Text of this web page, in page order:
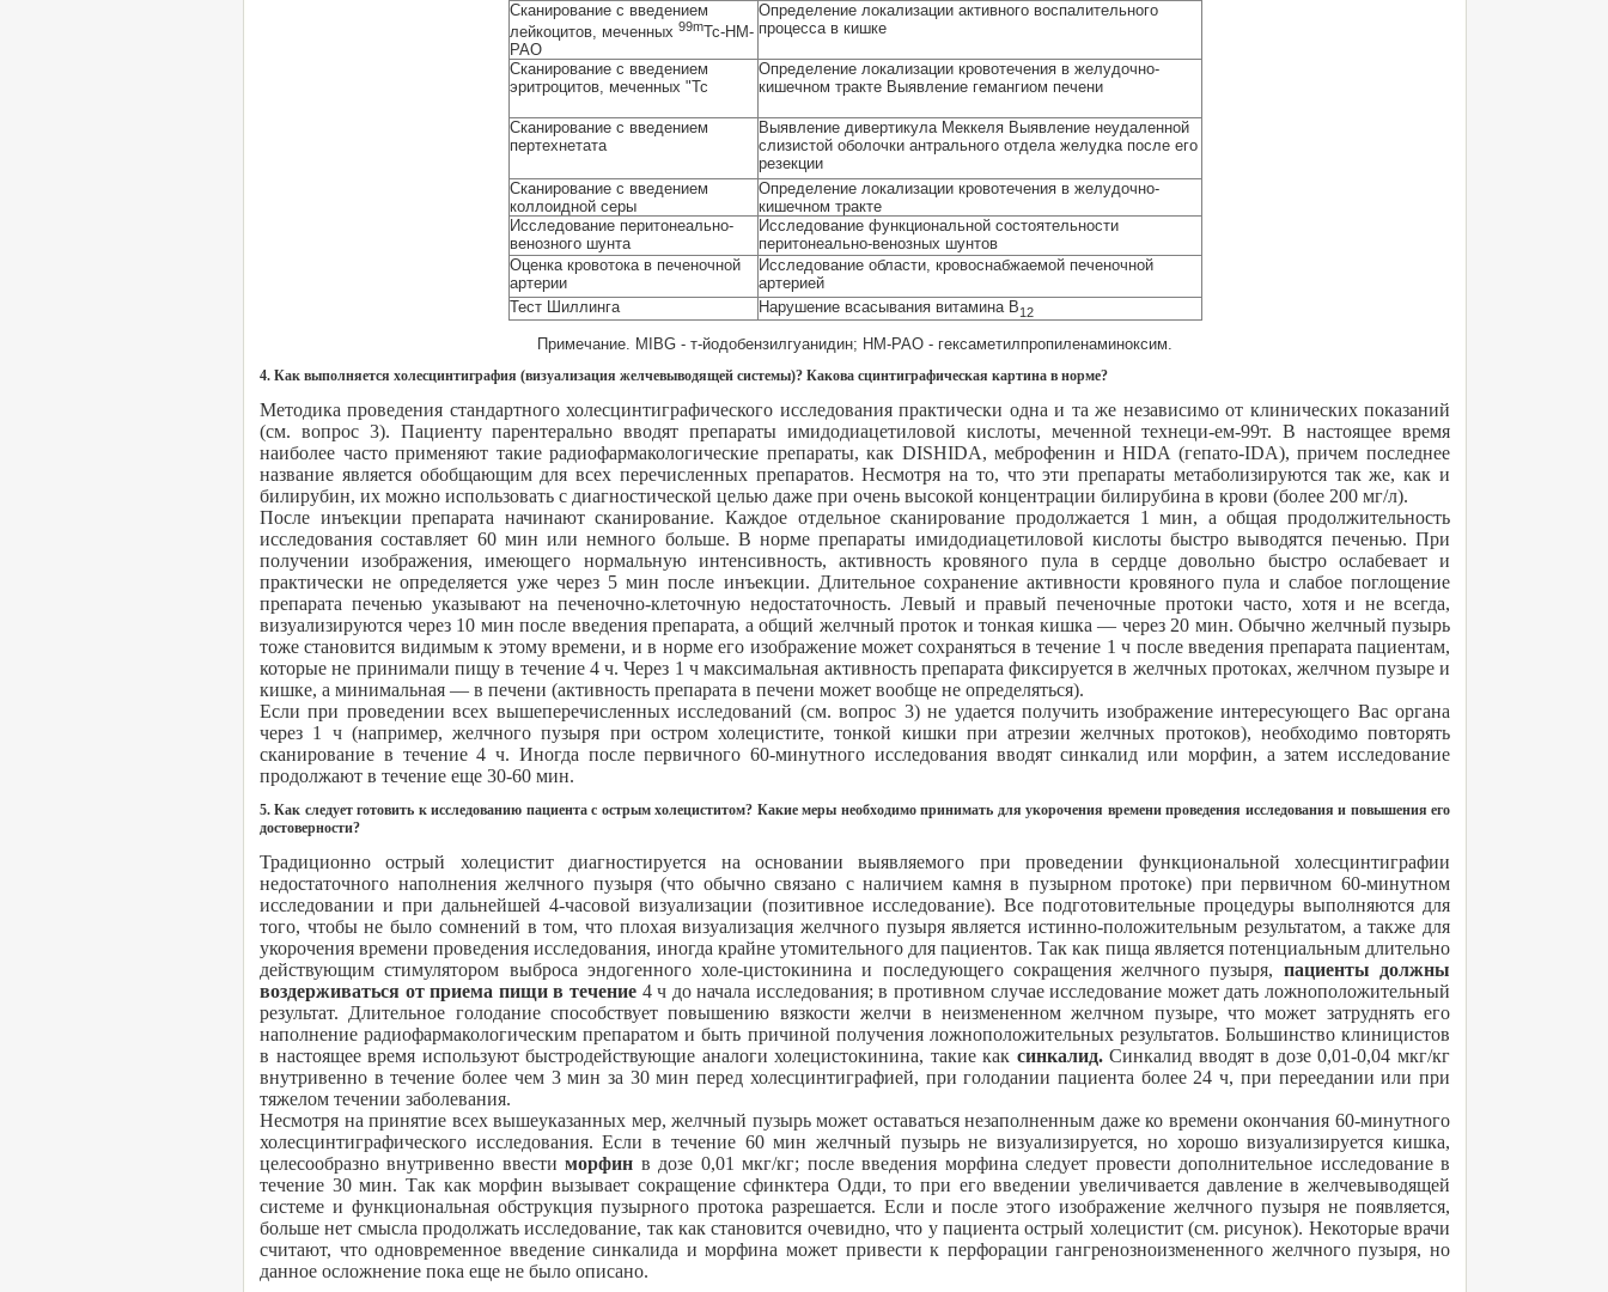
Сканирование с введением
лейкоцитов, меченных 99mТс-НМ-
РАО
Определение локализации активного воспалительного
процесса в кишке
Сканирование с введением
эритроцитов, меченных "Тс
Определение локализации кровотечения в желудочно-
кишечном тракте Выявление гемангиом печени
Сканирование с введением
пертехнетата
Выявление дивертикула Меккеля Выявление неудаленной
слизистой оболочки антрального отдела желудка после его
резекции
Сканирование с введением
коллоидной серы
Определение локализации кровотечения в желудочно-
кишечном тракте
Исследование перитонеально-
венозного шунта
Исследование функциональной состоятельности
перитонеально-венозных шунтов
Оценка кровотока в печеночной
артерии
Исследование области, кровоснабжаемой печеночной
артерией
Тест Шиллинга
Нарушение всасывания витамина В12
Примечание. MIBG - т-йодобензилгуанидин; НМ-РАО - гексаметилпропиленаминоксим.
4. Как выполняется холесцинтиграфия (визуализация желчевыводящей системы)? Какова сцинтиграфическая картина в норме?
Методика проведения стандартного холесцинтиграфического исследования практически одна и та же независимо от клинических показаний
(см. вопрос 3). Пациенту парентерально вводят препараты имидодиацетиловой кислоты, меченной технеци-ем-99т. В настоящее время
наиболее часто применяют такие радиофармакологические препараты, как DISHIDA, меброфенин и HIDA (гепато-IDA), причем последнее
название является обобщающим для всех перечисленных препаратов. Несмотря на то, что эти препараты метаболизируются так же, как и
билирубин, их можно использовать с диагностической целью даже при очень высокой концентрации билирубина в крови (более 200 мг/л).
После инъекции препарата начинают сканирование. Каждое отдельное сканирование продолжается 1 мин, а общая продолжительность
исследования составляет 60 мин или немного больше. В норме препараты имидодиацетиловой кислоты быстро выводятся печенью. При
получении изображения, имеющего нормальную интенсивность, активность кровяного пула в сердце довольно быстро ослабевает и
практически не определяется уже через 5 мин после инъекции. Длительное сохранение активности кровяного пула и слабое поглощение
препарата печенью указывают на печеночно-клеточную недостаточность. Левый и правый печеночные протоки часто, хотя и не всегда,
визуализируются через 10 мин после введения препарата, а общий желчный проток и тонкая кишка — через 20 мин. Обычно желчный пузырь
тоже становится видимым к этому времени, и в норме его изображение может сохраняться в течение 1 ч после введения препарата пациентам,
которые не принимали пищу в течение 4 ч. Через 1 ч максимальная активность препарата фиксируется в желчных протоках, желчном пузыре и
кишке, а минимальная — в печени (активность препарата в печени может вообще не определяться).
Если при проведении всех вышеперечисленных исследований (см. вопрос 3) не удается получить изображение интересующего Вас органа
через 1 ч (например, желчного пузыря при остром холецистите, тонкой кишки при атрезии желчных протоков), необходимо повторять
сканирование в течение 4 ч. Иногда после первичного 60-минутного исследования вводят синкалид или морфин, а затем исследование
продолжают в течение еще 30-60 мин.
5. Как следует готовить к исследованию пациента с острым холециститом? Какие меры необходимо принимать для укорочения времени проведения исследования и повышения его
достоверности?
Традиционно острый холецистит диагностируется на основании выявляемого при проведении функциональной холесцинтиграфии
недостаточного наполнения желчного пузыря (что обычно связано с наличием камня в пузырном протоке) при первичном 60-минутном
исследовании и при дальнейшей 4-часовой визуализации (позитивное исследование). Все подготовительные процедуры выполняются для
того, чтобы не было сомнений в том, что плохая визуализация желчного пузыря является истинно-положительным результатом, а также для
укорочения времени проведения исследования, иногда крайне утомительного для пациентов. Так как пища является потенциальным длительно
действующим стимулятором выброса эндогенного холе-цистокинина и последующего сокращения желчного пузыря, пациенты должны
воздерживаться от приема пищи в течение 4 ч до начала исследования; в противном случае исследование может дать ложноположительный
результат. Длительное голодание способствует повышению вязкости желчи в неизмененном желчном пузыре, что может затруднять его
наполнение радиофармакологическим препаратом и быть причиной получения ложноположительных результатов. Большинство клиницистов
в настоящее время используют быстродействующие аналоги холецистокинина, такие как синкалид.Синкалид вводят в дозе 0,01-0,04 мкг/кг
внутривенно в течение более чем 3 мин за 30 мин перед холесцинтиграфией, при голодании пациента более 24 ч, при переедании или при
тяжелом течении заболевания.
Несмотря на принятие всех вышеуказанных мер, желчный пузырь может оставаться незаполненным даже ко времени окончания 60-минутного
холесцинтиграфического исследования. Если в течение 60 мин желчный пузырь не визуализируется, но хорошо визуализируется кишка,
целесообразно внутривенно ввестиморфин в дозе 0,01 мкг/кг; после введения морфина следует провести дополнительное исследование в
течение 30 мин. Так как морфин вызывает сокращение сфинктера Одди, то при его введении увеличивается давление в желчевыводящей
системе и функциональная обструкция пузырного протока разрешается. Если и после этого изображение желчного пузыря не появляется,
больше нет смысла продолжать исследование, так как становится очевидно, что у пациента острый холецистит (см. рисунок). Некоторые врачи
считают, что одновременное введение синкалида и морфина может привести к перфорации гангренозноизмененного желчного пузыря, но
данное осложнение пока еще не было описано.